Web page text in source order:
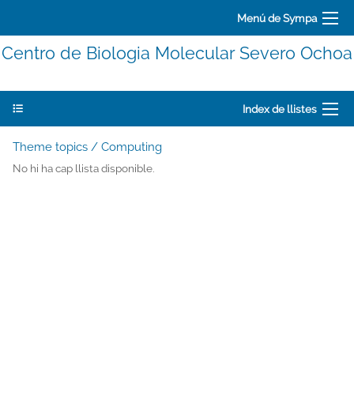
Menú de Sympa
Centro de Biologia Molecular Severo Ochoa
Index de llistes
Theme topics / Computing
No hi ha cap llista disponible.